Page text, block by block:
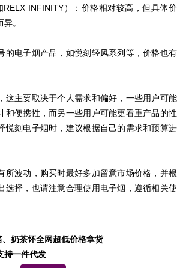
INFINITY）：价格相对较高，但具体价
。
的电子烟产品，如悦刻轻风系列等，价格也有
这主要取决于个人需求和偏好，一些用户可能
和便携性，而另一些用户可能更看重产品的性
悦刻电子烟时，建议根据自己的需求和预算进
所波动，购买时最好多加留意市场价格，并根
选择，也请注意合理使用电子烟，遵循相关使
奶茶怀全网超低价格拿货
持一件代发